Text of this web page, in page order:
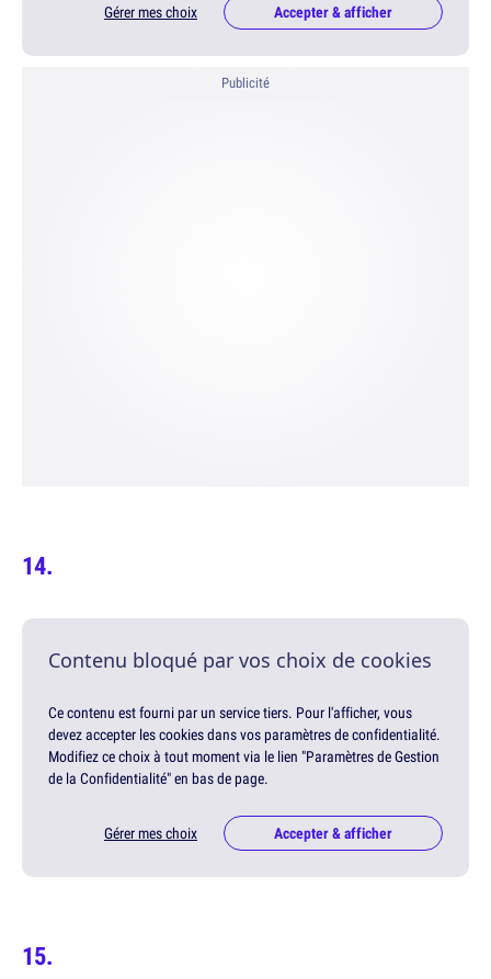
Gérer mes choix Accepter & afficher
Publicité
Contenu bloqué par vos choix de cookies
Ce contenu est fourni par un service tiers. Pour l'afficher, vous
devez accepter les cookies dans vos paramètres de confidentialité.
Modifiez ce choix à tout moment via le lien "Paramètres de Gestion
de la Confidentialité" en bas de page.
Gérer mes choix Accepter & afficher